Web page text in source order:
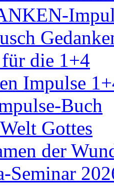
die 1+4
Impulse
Buch
Gottes
der
Seminar